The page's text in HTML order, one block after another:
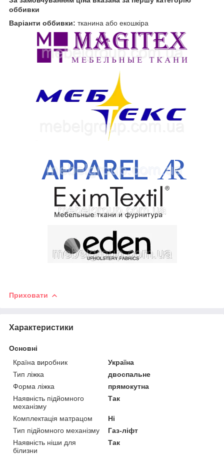
оббивки
Варіанти оббивки: тканина або екошкіра
Приховати
Характеристики
Основні
Країна виробник
Україна
Тип ліжка
двоспальне
Форма ліжка
прямокутна
Наявність підйомного
механізму
Так
Комплектація матрацом
Ні
Тип підйомного механізму
Газ-ліфт
Наявність ніши для
білизни
Так